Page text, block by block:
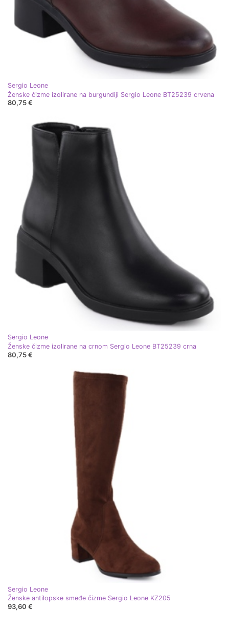
Sergio Leone
Ženske čizme izolirane na burgundiji Sergio Leone BT25239 crvena
80,75 €
Sergio Leone
Ženske čizme izolirane na crnom Sergio Leone BT25239 crna
80,75 €
Sergio Leone
Ženske antilopske smeđe čizme Sergio Leone KZ205
93,60 €